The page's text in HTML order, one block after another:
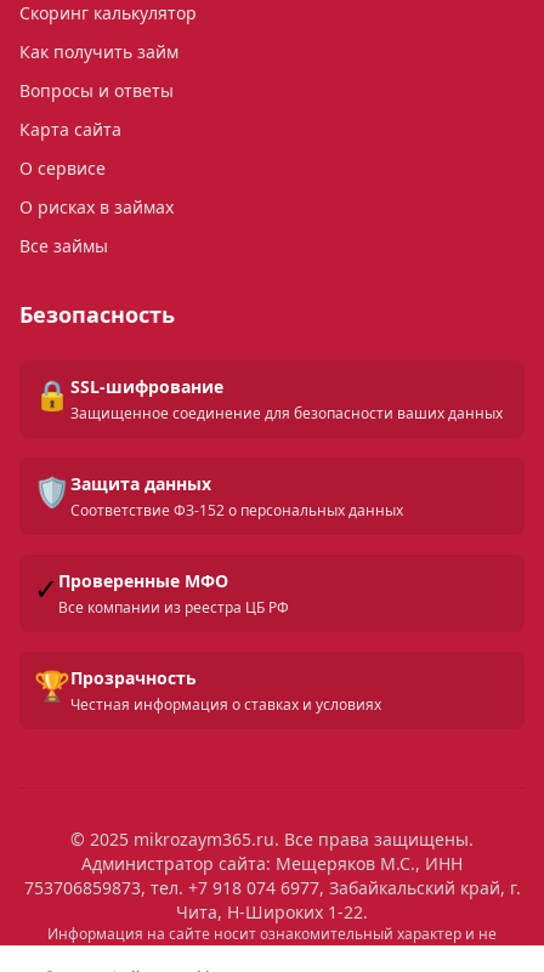
Скоринг калькулятор
Как получить займ
Вопросы и ответы
Карта сайта
О сервисе
О рисках в займах
Все займы
Безопасность
🔒 SSL-шифрование
Защищенное соединение для безопасности ваших данных
🛡️ Защита данных
Соответствие ФЗ-152 о персональных данных
✓ Проверенные МФО
Все компании из реестра ЦБ РФ
🏆Прозрачность
Честная информация о ставках и условиях
© 2025 mikrozaym365.ru. Все права защищены.
Администратор сайта: Мещеряков М.С., ИНН
753706859873, тел. +7 918 074 6977, Забайкальский край, г.
Чита, Н-Широких 1-22.
Информация на сайте носит ознакомительный характер и не
является публичной офертой. Все условия микрозаймов уточняйте